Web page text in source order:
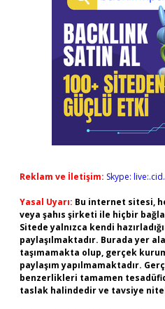
Reklam ve İletişim: Skype:
Yasal Uyarı: Bu internet sitesi,
veya şahıs şirketi ile hiçbir
Sitede yalnızca kendi
paylaşılmaktadır. Burada yer
taşımamakta olup, gerçek
paylaşım yapılmamaktadır.
benzerlikleri tamamen
taslak halindedir ve tavsiye